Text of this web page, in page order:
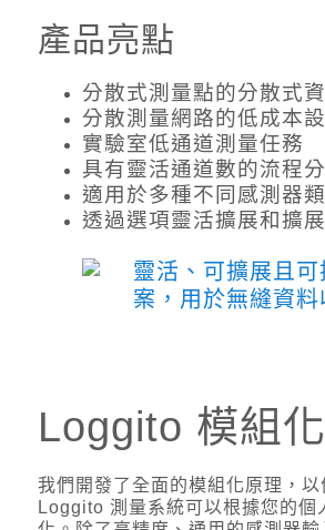
產品亮點
分散式測量點的分散式
分散測量網路的低成本
實驗室低通道測量任務
具有靈活通道數的流程
適用於多種不同感測器
透過選項靈活擴展和擴展
Loggito 模組
我們開發了全面的模組化原理，以
Loggito 測量系統可以根據您的個